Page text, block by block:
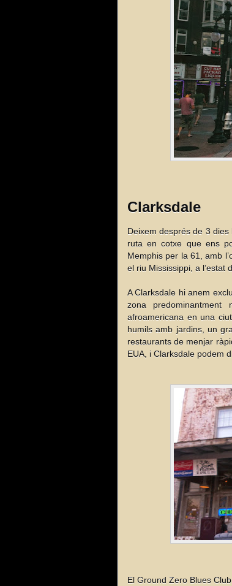
Clarksdale
Deixem després de 3
ruta en cotxe que ens
Memphis per la 61, amb
el riu Mississippi, a l’estat
A Clarksdale hi anem
zona
afroamericana en una
humils amb jardins, un
restaurants de menjar
EUA, i Clarksdale podem
El Ground Zero Blues